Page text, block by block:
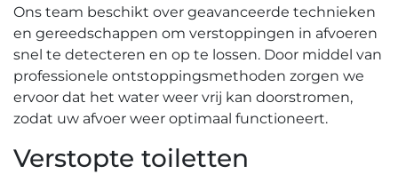
Ons team beschikt over geavanceerde technieken
en gereedschappen om verstoppingen in afvoeren
snel te detecteren en op te lossen.​ Door middel van
professionele ontstoppingsmethoden zorgen we
ervoor dat het water weer vrij kan doorstromen,
zodat uw afvoer weer optimaal functioneert.​
Verstopte toiletten